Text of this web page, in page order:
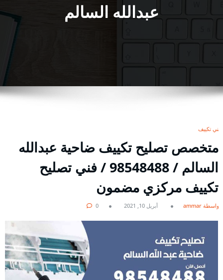
عبدالله السالم
فني تكييف
متخصص تصليح تكييف ضاحية عبدالله
السالم / 98548488 / فني تصليح
تكييف مركزي مضمون
بواسطة ammar أبريل 10, 2021 0